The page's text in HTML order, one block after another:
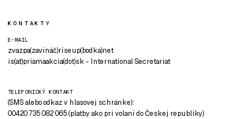
KONTAKTY
E-MAIL
zvazpa(zavináč)riseup(bodka)net
is(at)priamaakcia(dot)sk - International Secretariat
TELEFONICKÝ KONTAKT
(SMS alebo odkaz v hlasovej schránke):
00420 735 082 065 (platby ako pri volaní do Českej republiky)